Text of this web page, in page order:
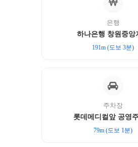
은행
하나은행 창원중앙
191m (도보 3분)
주차장
롯데메디컬앞 공영
79m (도보 1분)